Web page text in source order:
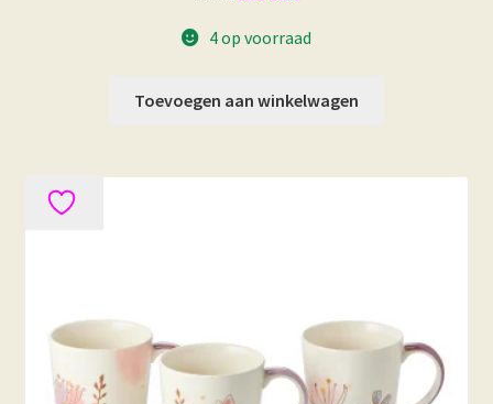
4 op voorraad
Toevoegen aan winkelwagen